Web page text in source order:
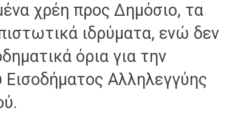
χρέη προς Δημόσιο, τα
ιδρύματα, ενώ δεν
όρια για την
Αλληλεγγύης